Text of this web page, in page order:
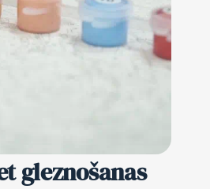
gleznošanas